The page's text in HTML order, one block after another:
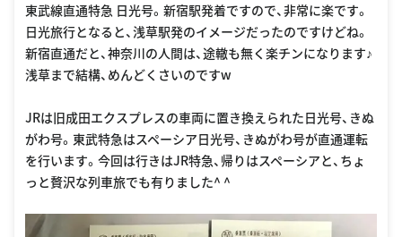
東武線直通特急 日光号。新宿駅発着ですので、非常に楽です。
日光旅行となると、浅草駅発のイメージだったのですけどね。
新宿直通だと、神奈川の人間は、途轍も無く楽チンになります♪
浅草まで結構、めんどくさいのですw
JRは旧成田エクスプレスの車両に置き換えられた日光号、きぬ
がわ号。東武特急はスペーシア日光号、きぬがわ号が直通運転
を行います。今回は行きはJR特急、帰りはスペーシアと、ちょ
っと贅沢な列車旅でも有りました^ ^